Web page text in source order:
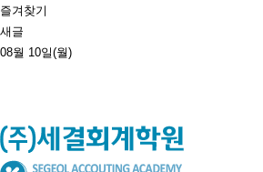
즐겨찾기
새글
08월 10일(월)